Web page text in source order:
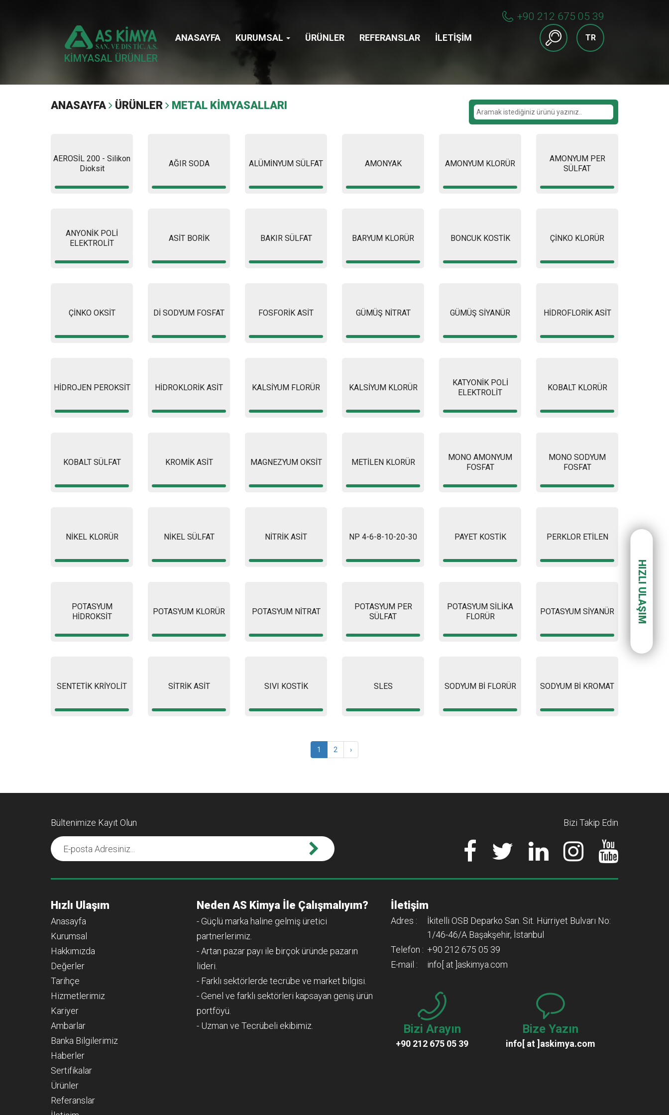
KİMYASAL ÜRÜNLER
ANASAYFA KURUMSAL ÜRÜNLER REFERANSLAR İLETIŞIM
+90 212 675 05 39
TR
ANASAYFA ÜRÜNLER METAL KİMYASALLARI
AEROSİL 200 - Silikon
Dioksit
AĞIR SODA ALÜMİNYUM SÜLFAT AMONYAK AMONYUM KLORÜR
AMONYUM PER
SÜLFAT
ANYONİK POLİ
ELEKTROLİT
ASİT BORİK BAKIR SÜLFAT BARYUM KLORÜR BONCUK KOSTİK ÇİNKO KLORÜR
ÇİNKO OKSİT Dİ SODYUM FOSFAT FOSFORİK ASİT GÜMÜŞ NİTRAT GÜMÜŞ SİYANÜR HİDROFLORİK ASİT
HİDROJEN PEROKSİT HİDROKLORİK ASİT KALSİYUM FLORÜR KALSİYUM KLORÜR
KATYONİK POLİ
ELEKTROLİT
KOBALT KLORÜR
KOBALT SÜLFAT KROMİK ASİT MAGNEZYUM OKSİT METİLEN KLORÜR
MONO AMONYUM
FOSFAT
MONO SODYUM
FOSFAT
NİKEL KLORÜR NİKEL SÜLFAT NİTRİK ASİT NP 4-6-8-10-20-30 PAYET KOSTİK PERKLOR ETİLEN
POTASYUM
HİDROKSİT
POTASYUM KLORÜR POTASYUM NİTRAT
POTASYUM PER
SÜLFAT
POTASYUM SİLİKA
FLORÜR
POTASYUM SİYANÜR
SENTETİK KRİYOLİT SİTRİK ASİT SIVI KOSTİK SLES SODYUM Bİ FLORÜR SODYUM Bİ KROMAT
1 2 ›
HIZLI ULAŞIM
Bültenimize Kayıt Olun Bizi Takip Edin
Hızlı Ulaşım
Anasayfa
Kurumsal
Hakkımızda
Değerler
Tarihçe
Hizmetlerimiz
Kariyer
Ambarlar
Banka Bilgilerimiz
Haberler
Sertifikalar
Ürünler
Referanslar
Neden AS Kimya İle Çalışmalıyım?
- Güçlü marka haline gelmiş üretici
partnerlerimiz.
- Artan pazar payı ile birçok üründe pazarın
lideri.
- Farklı sektörlerde tecrübe ve market bilgisi.
- Genel ve farklı sektörleri kapsayan geniş ürün
portföyü.
- Uzman ve Tecrübeli ekibimiz.
İletişim
Adres :
İkitelli OSB Deparko San. Sit. Hürriyet Bulvarı No:
1/46-46/A Başakşehir, İstanbul
Telefon : +90 212 675 05 39
E-mail :
info[ at ]askimya.com
Bizi Arayın
+90 212 675 05 39
Bize Yazın
info[ at ]askimya.com